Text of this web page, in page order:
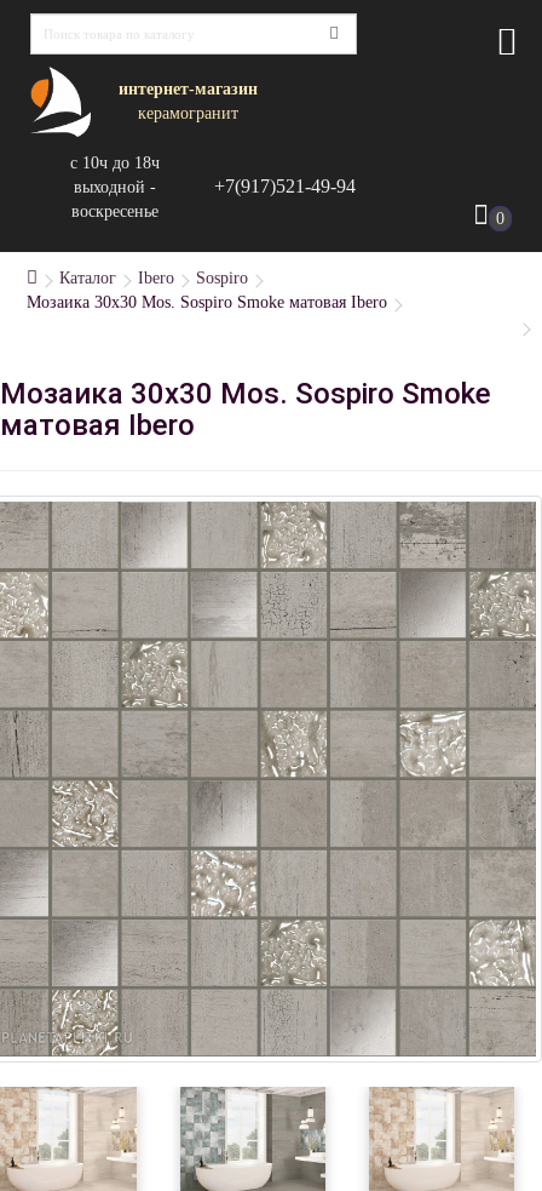
интернет-магазин
керамогранит
с 10ч до 18ч
выходной -
воскресенье
+7(917)521-49-94
0
Каталог Ibero
Sospiro
Мозаика 30x30 Mos. Sospiro Smoke матовая Ibero
Мозаика 30x30 Mos. Sospiro Smoke
матовая Ibero